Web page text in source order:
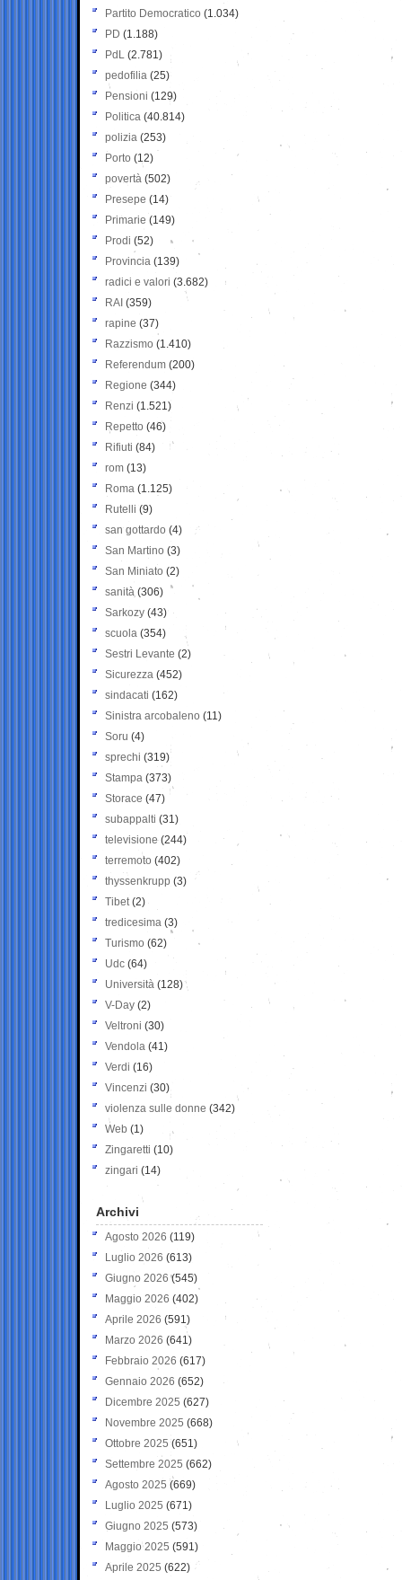
Partito Democratico (1.034)
PD (1.188)
PdL (2.781)
pedofilia (25)
Pensioni (129)
Politica (40.814)
polizia (253)
Porto (12)
povertà (502)
Presepe (14)
Primarie (149)
Prodi (52)
Provincia (139)
radici e valori (3.682)
RAI (359)
rapine (37)
Razzismo (1.410)
Referendum (200)
Regione (344)
Renzi (1.521)
Repetto (46)
Rifiuti (84)
rom (13)
Roma (1.125)
Rutelli (9)
san gottardo (4)
San Martino (3)
San Miniato (2)
sanità (306)
Sarkozy (43)
scuola (354)
Sestri Levante (2)
Sicurezza (452)
sindacati (162)
Sinistra arcobaleno (11)
Soru (4)
sprechi (319)
Stampa (373)
Storace (47)
subappalti (31)
televisione(244)
terremoto (402)
thyssenkrupp (3)
Tibet(2)
tredicesima (3)
Turismo (62)
Udc (64)
Università (128)
V-Day (2)
Veltroni (30)
Vendola (41)
Verdi (16)
Vincenzi (30)
violenza sulle donne (342)
Web (1)
Zingaretti (10)
zingari (14)
Archivi
Agosto 2026 (119)
Luglio 2026 (613)
Giugno 2026 (545)
Maggio 2026 (402)
Aprile 2026 (591)
Marzo 2026 (641)
Febbraio 2026 (617)
Gennaio 2026 (652)
Dicembre 2025 (627)
Novembre 2025 (668)
Ottobre 2025 (651)
Settembre 2025 (662)
Agosto 2025 (669)
Luglio 2025 (671)
Giugno 2025 (573)
Maggio 2025 (591)
Aprile 2025 (622)